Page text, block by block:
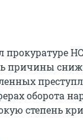
причины
оборота
степень